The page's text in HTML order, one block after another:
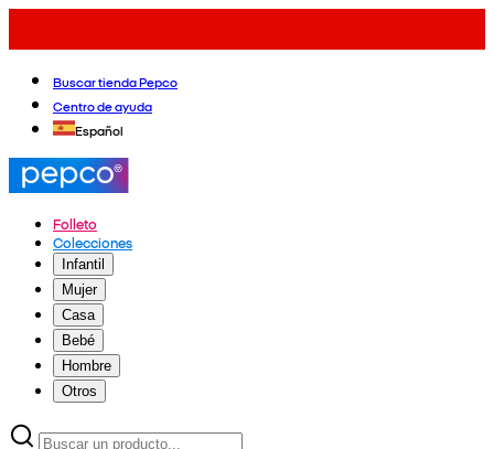
Buscar tienda Pepco
Centro de ayuda
Español
Folleto
Colecciones
Infantil
Mujer
Casa
Bebé
Hombre
Otros